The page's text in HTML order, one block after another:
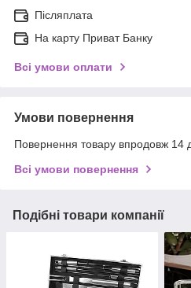
Післяплата
На карту Приват Банку
Всі умови оплати
Умови повернення
Повернення товару впродовж 14
Всі умови повернення
Подібні товари компанії